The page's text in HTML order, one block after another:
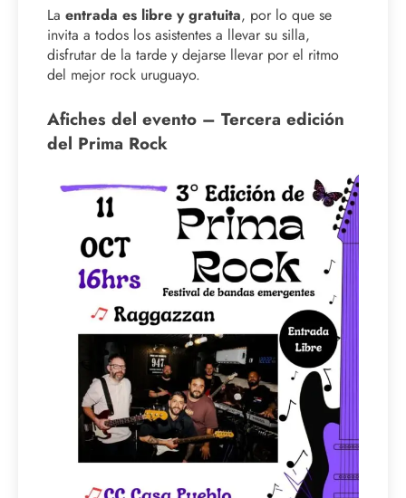
La entrada es libre y gratuita, por lo que se
invita a todos los asistentes a llevar su silla,
disfrutar de la tarde y dejarse llevar por el ritmo
del mejor rock uruguayo.
Afiches del evento – Tercera edición
del Prima Rock